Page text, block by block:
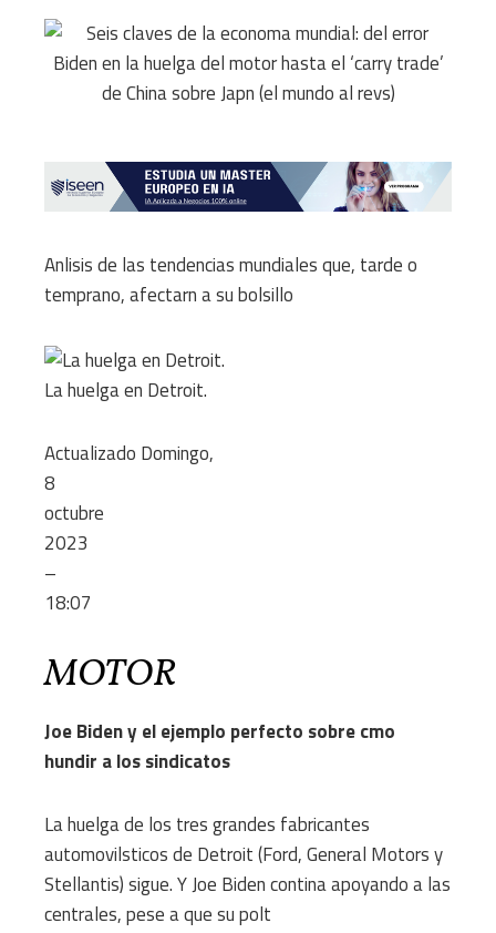
Anlisis de las tendencias mundiales que, tarde o
temprano, afectarn a su bolsillo
La huelga en Detroit.
Actualizado Domingo,
8
octubre
2023
–
18:07
MOTOR
Joe Biden y el ejemplo perfecto sobre cmo
hundir a los sindicatos
La huelga de los tres grandes fabricantes
automovilsticos de Detroit (Ford, General Motors y
Stellantis) sigue. Y Joe Biden contina apoyando a las
centrales, pese a que su polt